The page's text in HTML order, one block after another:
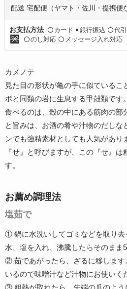
配送 宅配便（ヤマト・佐川・提携便
お支払方法 〇 カード ×銀行振込 〇代
〇のし対応 〇 メッセージ入れ対応
カメノテ
見た目の形状が亀の手に似ているこ
ボと同類の岩に生息する甲殻類です。
食べるのは、殻の中にある筋肉の部
と旨みは、お酒の肴や汁物のだしな
ンでも強精素材としても人気があり
『せ』と呼びますが、この『せ』
す。
お薦め調理法
塩茹で
① 鍋に水洗いしてゴミなどを取り去
水、塩を入れ、沸騰したらそのまま
② 茹であがったら、ざるに移します
いるので味噌汁など汁物にお使いく